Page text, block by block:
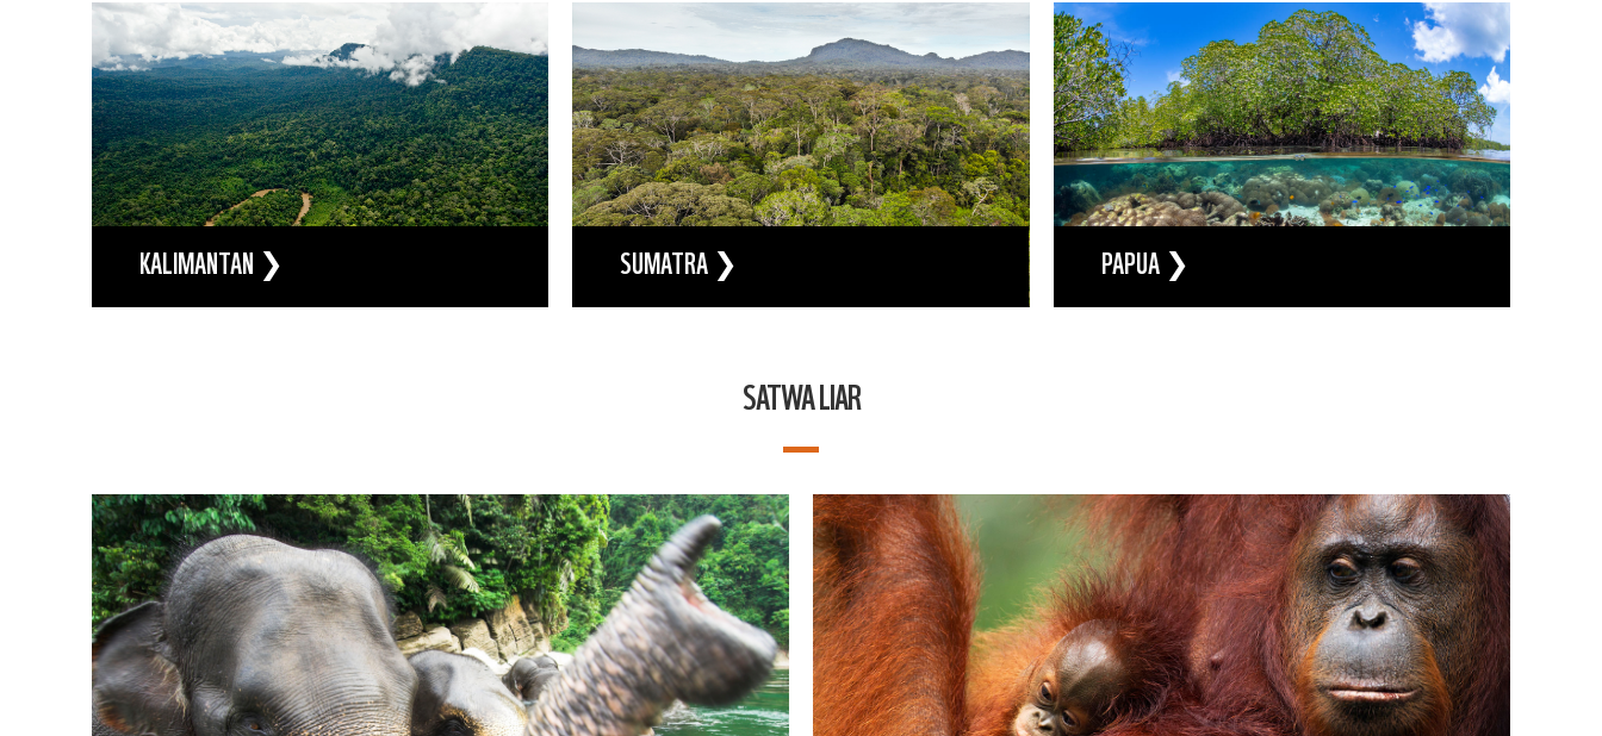
KALIMANTAN ❯ SUMATRA ❯ PAPUA ❯
SATWA LIAR